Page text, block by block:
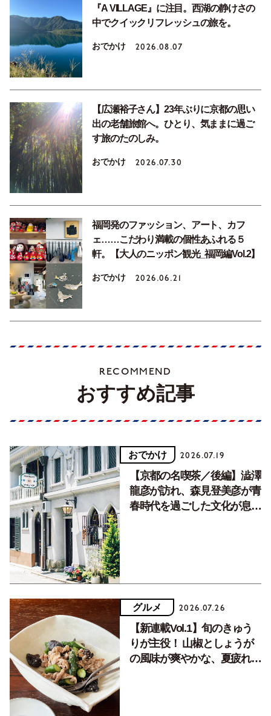
『A VILLAGE』に注目。西湖の静けさの
中でクイックリフレッシュの旅を。
おでかけ 2026.08.07
【広瀬裕子さん】23年ぶりに京都の思い
出の老舗旅館へ。ひとり、気ままに過ご
す旅のたのしみ。
おでかけ 2026.07.30
福岡発のファッション、アート、カフ
ェ……こだわり満載の個性あふれる５
軒。【大人のニッポン観光_福岡編Vol.2】
おでかけ 2026.06.21
RECOMMEND
おすすめ記事
おでかけ 2026.07.19
【京都の名喫茶／後編】澁澤
龍彦が訪れ、森見登美彦が青
春時代を過ごした文化が息づ
グルメ 2026.07.26
【新連載Vol.1】旬のきゅう
りが主役！ 山椒としょうが
の風味が爽やかな、夏疲れを